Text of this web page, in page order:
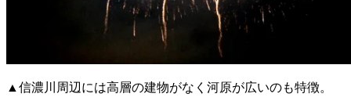
▲信濃川周辺には高層の建物がなく河原が広いのも特徴。